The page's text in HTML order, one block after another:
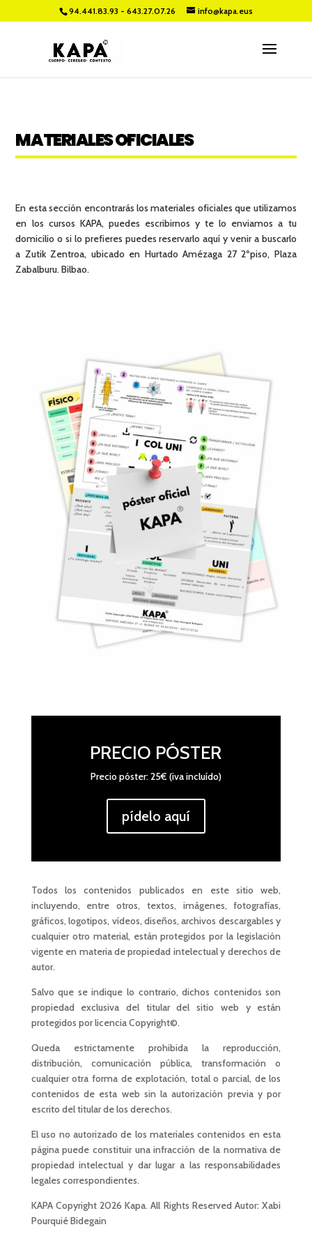
94.441.83.93 - 643.27.07.26 info@kapa.eus
MATERIALES OFICIALES
En esta sección encontrarás los materiales oficiales que utilizamos
en los cursos KAPA, puedes escribirnos y te lo enviamos a tu
domicilio o si lo prefieres puedes reservarlo aquí y venir a buscarlo
a Zutik Zentroa, ubicado en Hurtado Amézaga 27 2ºpiso, Plaza
Zabalburu. Bilbao.
PRECIO PÓSTER
Precio póster: 25€ (iva incluído)
pídelo aquí
Todos los contenidos publicados en este sitio web,
incluyendo, entre otros, textos, imágenes, fotografías,
gráficos, logotipos, vídeos, diseños, archivos descargables y
cualquier otro material, están protegidos por la legislación
vigente en materia de propiedad intelectual y derechos de
autor.
Salvo que se indique lo contrario, dichos contenidos son
propiedad exclusiva del titular del sitio web y están
protegidos por licencia Copyright©.
Queda estrictamente prohibida la reproducción,
distribución, comunicación pública, transformación o
cualquier otra forma de explotación, total o parcial, de los
contenidos de esta web sin la autorización previa y por
escrito del titular de los derechos.
El uso no autorizado de los materiales contenidos en esta
página puede constituir una infracción de la normativa de
propiedad intelectual y dar lugar a las responsabilidades
legales correspondientes.
KAPA Copyright 2026 Kapa. All Rights Reserved Autor: Xabi
Pourquié Bidegain